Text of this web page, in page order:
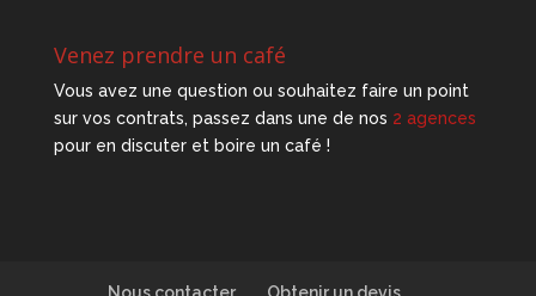
Venez prendre un café
Vous avez une question ou souhaitez faire un point
sur vos contrats, passez dans une de nos 2 agences
pour en discuter et boire un café !
Nous contacter Obtenir un devis